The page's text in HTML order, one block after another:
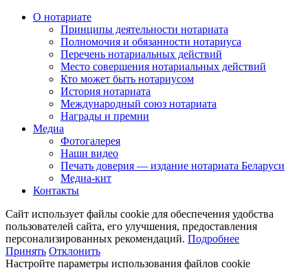
О нотариате
Принципы деятельности нотариата
Полномочия и обязанности нотариуса
Перечень нотариальных действий
Место совершения нотариальных действий
Кто может быть нотариусом
История нотариата
Международный союз нотариата
Награды и премии
Медиа
Фотогалерея
Наши видео
Печать доверия — издание нотариата Беларуси
Медиа-кит
Контакты
Сайт использует файлы cookie для обеспечения удобства
пользователей сайта, его улучшения, предоставления
персонализированных рекомендаций. Подробнее
Принять Отклонить
Настройте параметры использования файлов cookie